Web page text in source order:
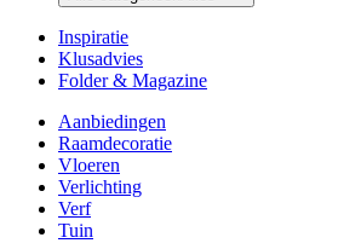
Inspiratie
Klusadvies
Folder & Magazine
Aanbiedingen
Raamdecoratie
Vloeren
Verlichting
Verf
Tuin